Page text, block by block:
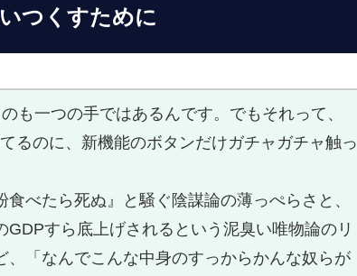
つくすために
も一つの手ではあるんです。でもそれって、
るのに、新機能のボタンだけガチャガチャ触っ
べたら死ぬ』と騒ぐ陰謀論の薄っぺらさと、
すら底上げされるという泥臭い唯物論のリ
、「なんでこんな中身のすっからかんな奴らが